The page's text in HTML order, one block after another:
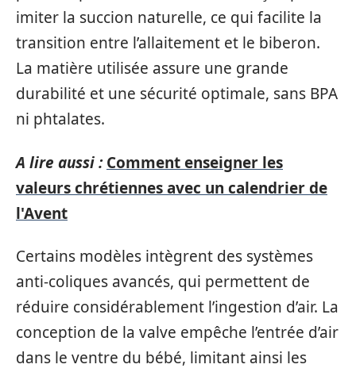
imiter la succion naturelle, ce qui facilite la
transition entre l’allaitement et le biberon.
La matière utilisée assure une grande
durabilité et une sécurité optimale, sans BPA
ni phtalates.
A lire aussi : Comment enseigner les
valeurs chrétiennes avec un calendrier de
l'Avent
Certains modèles intègrent des systèmes
anti-coliques avancés, qui permettent de
réduire considérablement l’ingestion d’air. La
conception de la valve empêche l’entrée d’air
dans le ventre du bébé, limitant ainsi les